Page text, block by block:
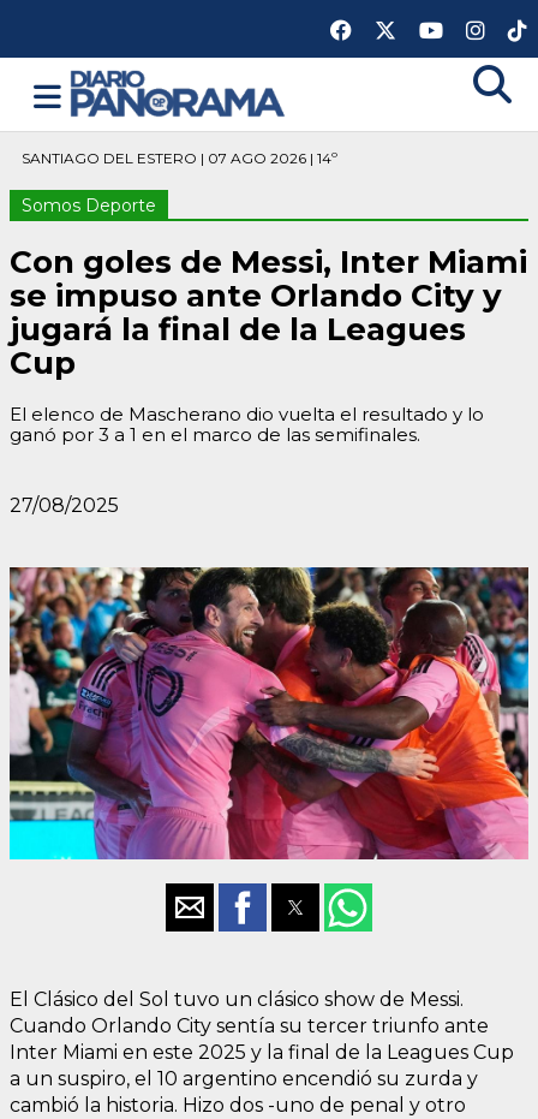
SANTIAGO DEL ESTERO | 07 AGO 2026 | 14º
Somos Deporte
Con goles de Messi, Inter Miami
se impuso ante Orlando City y
jugará la final de la Leagues
Cup
El elenco de Mascherano dio vuelta el resultado y lo
ganó por 3 a 1 en el marco de las semifinales.
27/08/2025
El Clásico del Sol tuvo un clásico show de Messi.
Cuando Orlando City sentía su tercer triunfo ante
Inter Miami en este 2025 y la final de la Leagues Cup
a un suspiro, el 10 argentino encendió su zurda y
cambió la historia. Hizo dos -uno de penal y otro